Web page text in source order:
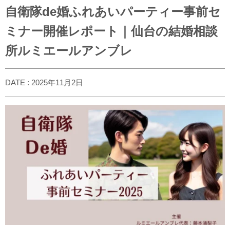
自衛隊de婚ふれあいパーティー事前セ
ミナー開催レポート｜仙台の結婚相談
所ルミエールアンブレ
DATE : 2025年11月2日